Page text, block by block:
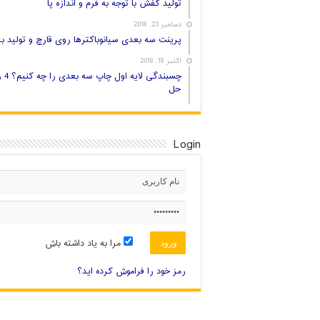
تولید کفش با توجه به فرم و اندازه پا
دسامبر 23, 2018
پرینت سه بعدی سیانوباکترها روی قارچ و تولید
اکتبر 18, 2018
حل
Login
مرا به یاد داشته باش
رمز خود را فراموش کرده اید؟